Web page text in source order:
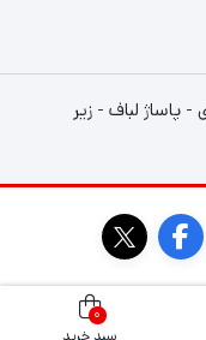
پاساژ لباف - زیر
0
سبد خرید